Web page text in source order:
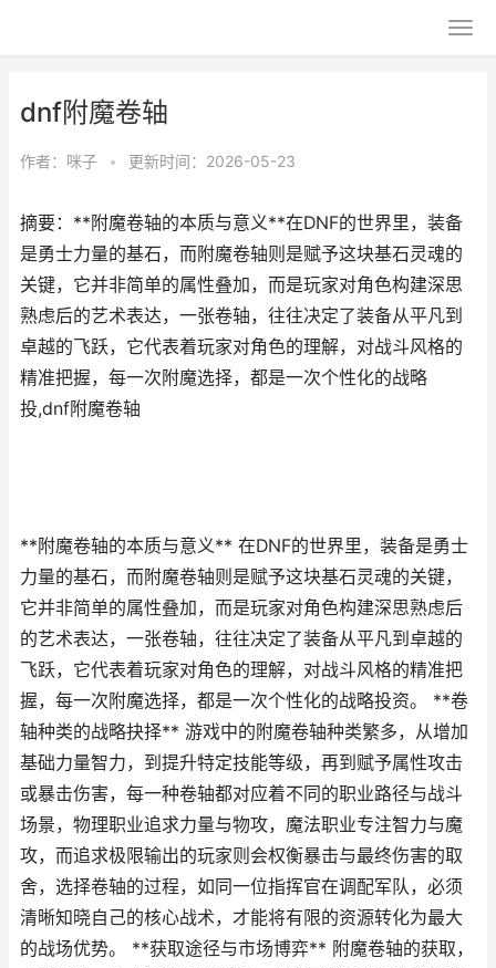
dnf附魔卷轴
作者： 咪子 • 更新时间：2026-05-23
摘要：**附魔卷轴的本质与意义**在DNF的世界里，装备
是勇士力量的基石，而附魔卷轴则是赋予这块基石灵魂的
关键，它并非简单的属性叠加，而是玩家对角色构建深思
熟虑后的艺术表达，一张卷轴，往往决定了装备从平凡到
卓越的飞跃，它代表着玩家对角色的理解，对战斗风格的
精准把握，每一次附魔选择，都是一次个性化的战略
投,dnf附魔卷轴
**附魔卷轴的本质与意义** 在DNF的世界里，装备是勇士
力量的基石，而附魔卷轴则是赋予这块基石灵魂的关键，
它并非简单的属性叠加，而是玩家对角色构建深思熟虑后
的艺术表达，一张卷轴，往往决定了装备从平凡到卓越的
飞跃，它代表着玩家对角色的理解，对战斗风格的精准把
握，每一次附魔选择，都是一次个性化的战略投资。 **卷
轴种类的战略抉择** 游戏中的附魔卷轴种类繁多，从增加
基础力量智力，到提升特定技能等级，再到赋予属性攻击
或暴击伤害，每一种卷轴都对应着不同的职业路径与战斗
场景，物理职业追求力量与物攻，魔法职业专注智力与魔
攻，而追求极限输出的玩家则会权衡暴击与最终伤害的取
舍，选择卷轴的过程，如同一位指挥官在调配军队，必须
清晰知晓自己的核心战术，才能将有限的资源转化为最大
的战场优势。 **获取途径与市场博弈** 附魔卷轴的获取，